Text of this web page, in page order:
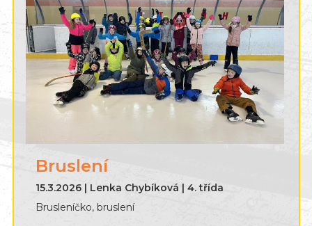
Bruslení
15.3.2026 | Lenka Chybíková | 4. třída
Brusleníčko, bruslení